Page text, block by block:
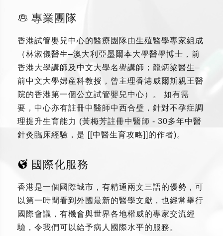
專業團隊
香港試管嬰兒中心的醫療團隊由生殖醫學專家組成
（林淑儀醫生–澳大利亞墨爾本大學醫學博士，前
香港大學講師及中文大學名譽講師；龍炳梁醫生–
前中文大學婦産科教授，曾主理香港威爾斯親王醫
院的香港第一個公立試管嬰兒中心）。 如有需
要，中心亦有註冊中醫師中西合璧，針對不孕症調
理提升生育能力 (黃梅芳註冊中醫師 - 30多年中醫
針灸臨床經驗，是 [[中醫生育攻略]]的作者)。
國際化服務
香港是一個國際城市，有精通兩文三語的優勢，可
以第一時間看到外國最新的醫學文獻，也經常舉行
國際會議，有機會與世界各地權威的專家交流經
驗，令我們可以給予病人國際水平的服務。